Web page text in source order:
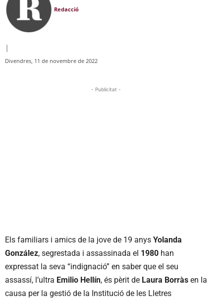
Redacció
|
Divendres, 11 de novembre de 2022
- Publicitat -
Els familiars i amics de la jove de 19 anys Yolanda
González, segrestada i assassinada el 1980 han
expressat la seva “indignació” en saber que el seu
assassí, l’ultra Emilio Hellín, és pèrit de Laura Borràs en la
causa per la gestió de la Institució de les Lletres